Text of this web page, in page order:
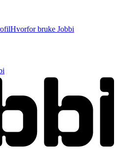
Hvorfor bruke Jobbi